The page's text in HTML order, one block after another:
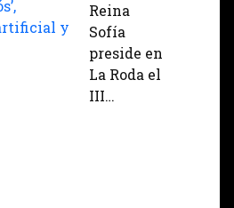
Reina
Sofía
preside en
La Roda el
III…